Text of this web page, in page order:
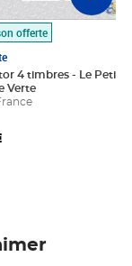
offerte
4 timbres - Le Petit
Verte